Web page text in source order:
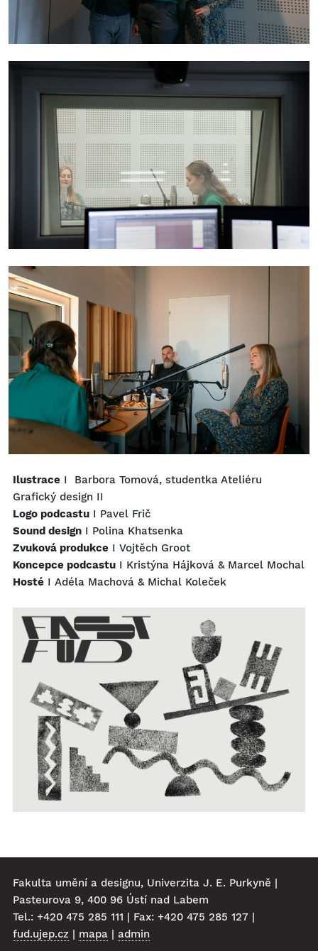
Ilustrace I Barbora Tomová, studentka Ateliéru
Grafický design II
Logo podcastu I Pavel Frič
Sound design I Polina Khatsenka
Zvuková produkce I Vojtěch Groot
Koncepce podcastu I Kristýna Hájková & Marcel Mochal
Hosté I Adéla Machová & Michal Koleček
Fakulta umění a designu, Univerzita J. E. Purkyně |
Pasteurova 9, 400 96 Ústí nad Labem
Tel.: +420 475 285 111 | Fax: +420 475 285 127 |
fud.ujep.cz | mapa | admin